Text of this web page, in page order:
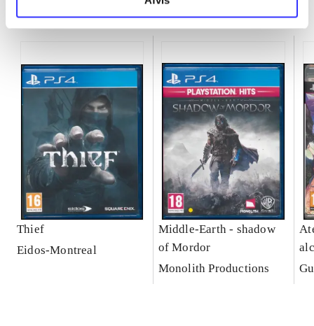
Thief
Eidos-Montreal
Middle-Earth - shadow
of Mordor
Monolith Productions